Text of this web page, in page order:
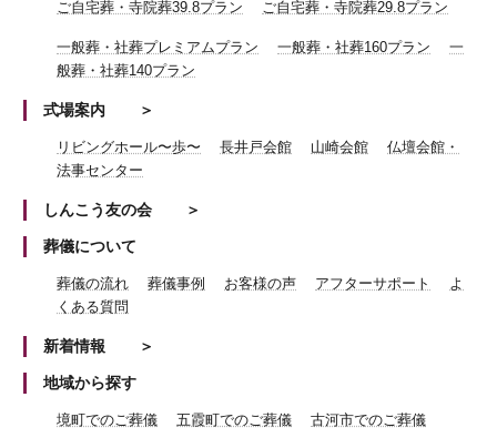
ご自宅葬・寺院葬39.8プラン ご自宅葬・寺院葬29.8プラン
一般葬・社葬プレミアムプラン 一般葬・社葬160プラン
一
般葬・社葬140プラン
式場案内
リビングホール〜歩〜 長井戸会館 山崎会館
仏壇会館・
法事センター
しんこう友の会
葬儀について
葬儀の流れ 葬儀事例 お客様の声 アフターサポート
よ
くある質問
新着情報
地域から探す
境町でのご葬儀 五霞町でのご葬儀 古河市でのご葬儀